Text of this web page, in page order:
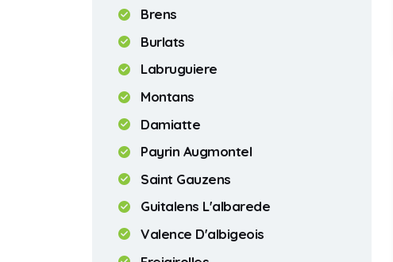
Brens
Burlats
Labruguiere
Montans
Damiatte
Payrin Augmontel
Saint Gauzens
Guitalens L'albarede
Valence D'albigeois